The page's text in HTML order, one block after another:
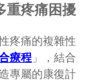
重疼痛困擾
疼痛的複雜性
療程」，結合
專屬的康復計